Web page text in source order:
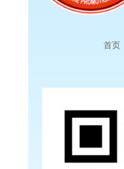
首页